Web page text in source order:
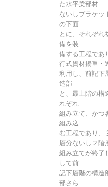
た水平梁部材
ないしブラケッ
の下面
とに、それぞれ
備を装
備する工程であ
行式資材揚重・
利用し、前記下
造部
と、最上階の構
れぞれ
組み立て、かつ
組み込
む工程であり、
層分ないし２階
組み立てが終了
して前
記下層階の構造
部さら